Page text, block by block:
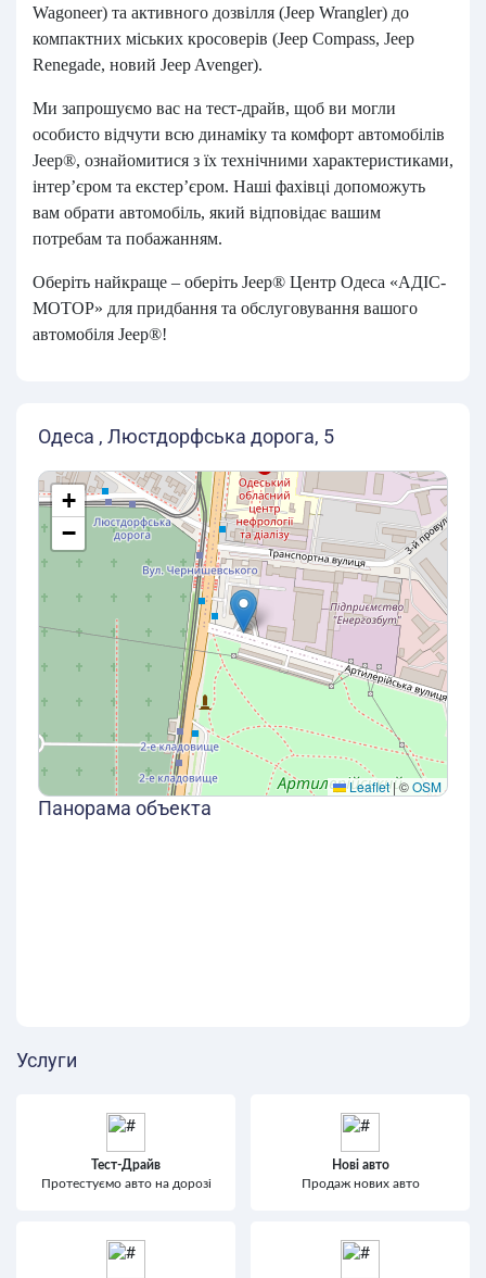
Wagoneer) та активного дозвілля (Jeep Wrangler) до
компактних міських кросоверів (Jeep Compass, Jeep
Renegade, новий Jeep Avenger).
Ми запрошуємо вас на тест-драйв, щоб ви могли
особисто відчути всю динаміку та комфорт автомобілів
Jeep®, ознайомитися з їх технічними характеристиками,
інтер’єром та екстер’єром. Наші фахівці допоможуть
вам обрати автомобіль, який відповідає вашим
потребам та побажанням.
Оберіть найкраще – оберіть Jeep® Центр Одеса «АДІС-
МОТОР» для придбання та обслуговування вашого
автомобіля Jeep®!
Одеса , Люстдорфська дорога, 5
+
−
Leaflet |©OSM
Панорама объекта
Услуги
Тест-Драйв
Протестуємо авто на дорозі
Нові авто
Продаж нових авто